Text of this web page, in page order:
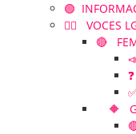
🟢
🏳️‍🌈 VOCES
🔴
🔶